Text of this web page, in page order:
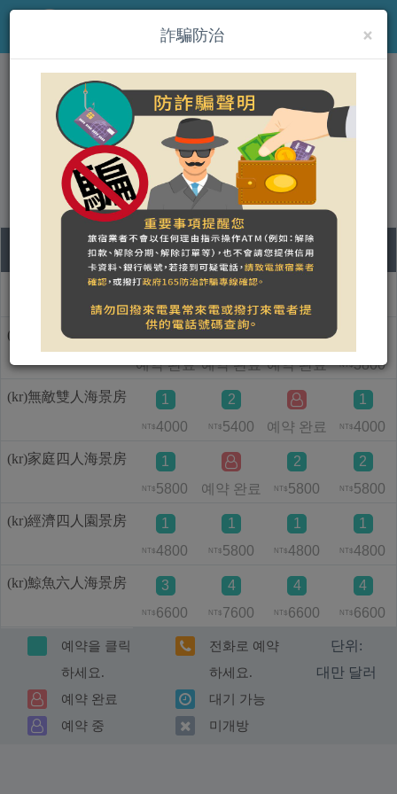
MENU
(kr)威尼斯海景會館
營登名稱：
合法民宿 屏東縣206號
(kr)極緻雙人海景房
(kr)無敵雙人海景房
(kr)家庭四人海景房
(kr)經濟四人園景房
(kr)鯨魚六人海景房
07
금
08
토
일
예약 완료 예약 완료 예약 완료 NT$3800
1
NT$4000
2
NT$ 5400 예약 완료
1
NT$4000
1
NT$ 5800 예약 완료
2
NT$ 5800
2
NT$ 5800
1
NT$4800
1
NT$ 5800
1
NT$4800
1
NT$4800
3
NT$ 6600
4
NT$ 7600
4
NT$ 6600
4
NT$ 6600
예약을 클릭
하세요.
전화로 예약
하세요.
예약 완료
대기 가능
예약 중
미개방
단위:
대만 달러
×
詐騙防治